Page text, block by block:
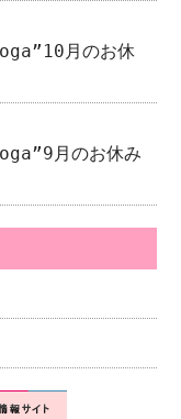
月のお休
月のお休み